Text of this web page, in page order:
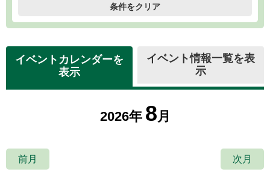
条件をクリア
イベントカレンダーを
表示
イベント情報一覧を表
示
前月
2026年 8月
次月